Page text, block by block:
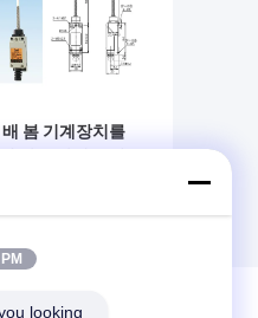
배 봄 기계장치를
십시오
looking